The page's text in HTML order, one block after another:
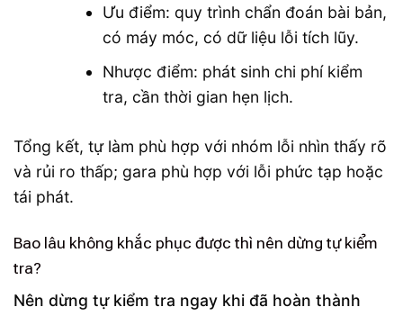
Ưu điểm: quy trình chẩn đoán bài bản,
có máy móc, có dữ liệu lỗi tích lũy.
Nhược điểm: phát sinh chi phí kiểm
tra, cần thời gian hẹn lịch.
Tổng kết, tự làm phù hợp với nhóm lỗi nhìn thấy rõ
và rủi ro thấp; gara phù hợp với lỗi phức tạp hoặc
tái phát.
Bao lâu không khắc phục được thì nên dừng tự kiểm
tra?
Nên dừng tự kiểm tra ngay khi đã hoàn thành